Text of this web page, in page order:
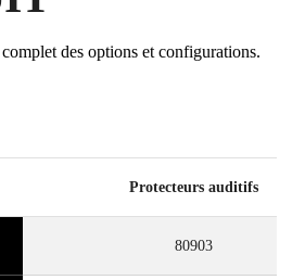
des options et configurations.
Protecteurs auditifs
80903